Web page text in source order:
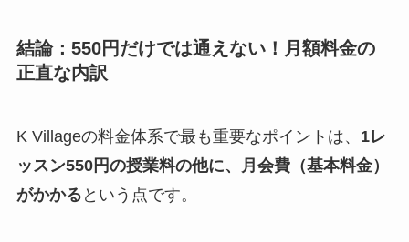
結論：550円だけでは通えない！月額料金の
正直な内訳
K Villageの料金体系で最も重要なポイントは、 1レ
ッスン550円の授業料の他に、月会費（基本料金）
がかかる という点です。